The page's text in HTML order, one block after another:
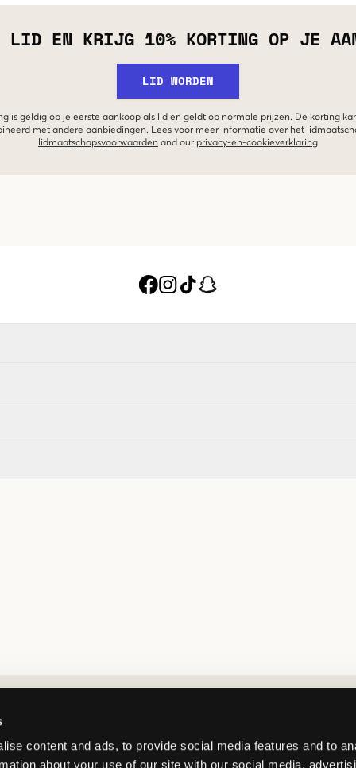
content and ads, to provide social media features and to
about your use of our site with our social media,
LID EN KRIJG 10% KORTING OP JE
LID WORDEN
is geldig op je eerste aankoop als lid en geldt op normale prijzen. De korting
met andere aanbiedingen. Lees voor meer informatie over het
lidmaatschapsvoorwaarden and our privacy-en-cookieverklaring